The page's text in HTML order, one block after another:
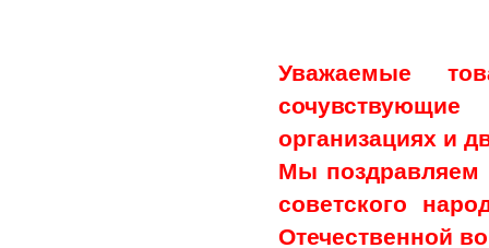
Уважаемые
организациях и
Мы поздравляем
советского
Отечественной